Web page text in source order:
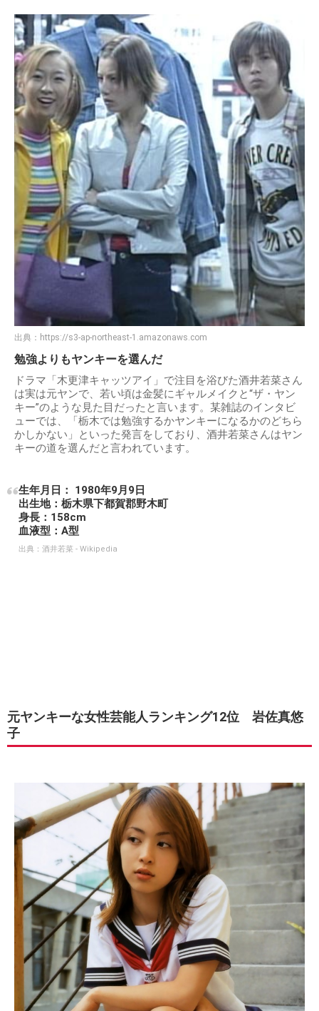
出典： https://s3-ap-northeast-1.amazonaws.com
勉強よりもヤンキーを選んだ
ドラマ「木更津キャッツアイ」で注目を浴びた酒井若菜さん
は実は元ヤンで、若い頃は金髪にギャルメイクと“ザ・ヤン
キー”のような見た目だったと言います。某雑誌のインタビ
ューでは、「栃木では勉強するかヤンキーになるかのどちら
かしかない」といった発言をしており、酒井若菜さんはヤン
キーの道を選んだと言われています。
生年月日： 1980年9月9日
出生地：栃木県下都賀郡野木町
身長：158cm
血液型：A型
出典： 酒井若菜 - Wikipedia
元ヤンキーな女性芸能人ランキング12位 岩佐真悠
子